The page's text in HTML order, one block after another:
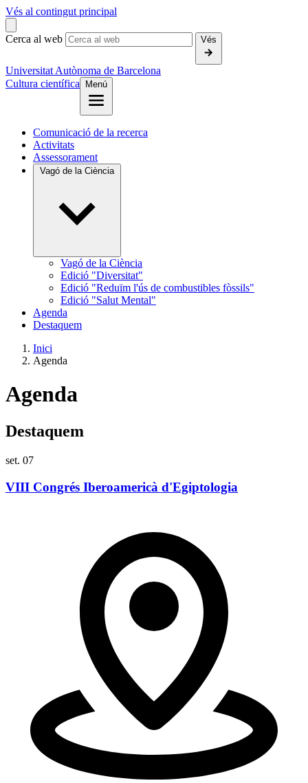
Vés al contingut principal
Cerca al web Vés
Universitat Autònoma de Barcelona
Cultura científica
Menú
Comunicació de la recerca
Activitats
Assessorament
Vagó de la Ciència
Vagó de la Ciència
Edició "Diversitat"
Edició "Reduïm l'ús de combustibles fòssils"
Edició "Salut Mental"
Agenda
Destaquem
Inici
Agenda
Agenda
Destaquem
set. 07
VIII Congrés Iberoamericà d'Egiptologia